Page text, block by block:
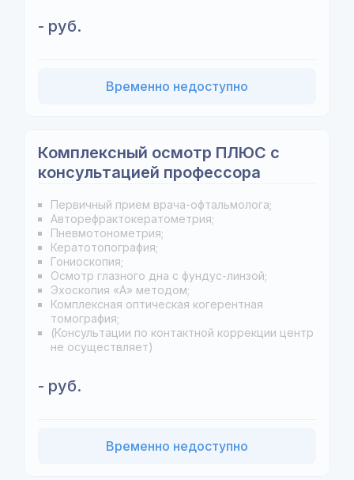
- руб.
Временно недоступно
Комплексный осмотр ПЛЮС с
консультацией профессора
Первичный прием врача-офтальмолога;
Авторефрактокератометрия;
Пневмотонометрия;
Кератотопография;
Гониоскопия;
Осмотр глазного дна с фундус-линзой;
Эхоскопия «А» методом;
Комплексная оптическая когерентная
томография;
(Консультации по контактной коррекции центр
не осуществляет)
- руб.
Временно недоступно